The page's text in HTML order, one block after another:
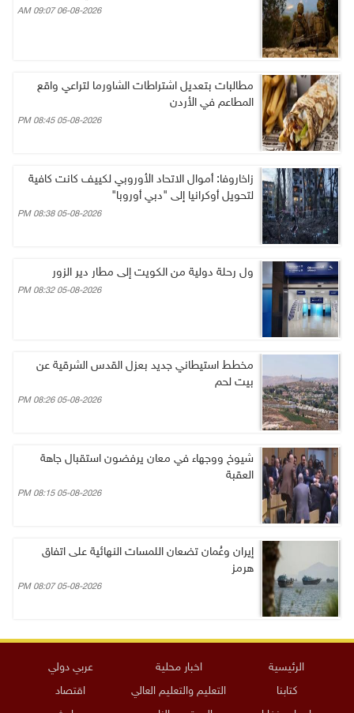
06-08-2026 09:07 AM
مطالبات بتعديل اشتراطات الشاورما لتراعي واقع
المطاعم في الأردن
05-08-2026 08:45 PM
زاخاروفا: أموال الاتحاد الأوروبي لكييف كانت كافية
لتحويل أوكرانيا إلى "دبي أوروبا"
05-08-2026 08:38 PM
ول رحلة دولية من الكويت إلى مطار دير الزور
05-08-2026 08:32 PM
مخطط استيطاني جديد بعزل القدس الشرقية عن
بيت لحم
05-08-2026 08:26 PM
شيوخ ووجهاء في معان يرفضون استقبال جاهة
العقبة
05-08-2026 08:15 PM
إيران وعُمان تضعان اللمسات النهائية على اتفاق
هرمز
05-08-2026 08:07 PM
الرئيسية اخبار محلية
عربي دولي
كتابنا
التعليم والتعليم العالي
اقتصاد